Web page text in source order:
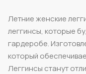
Летние женские
леггинсы, которые
гардеробе.
который
Леггинсы станут